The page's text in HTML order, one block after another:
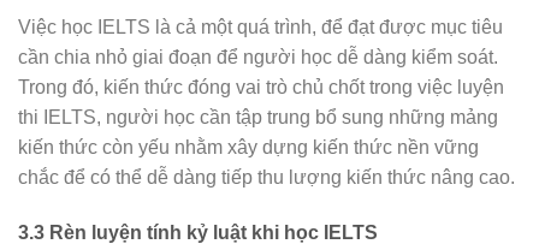
Việc học IELTS là cả một quá trình, để đạt được mục tiêu
cần chia nhỏ giai đoạn để người học dễ dàng kiểm soát.
Trong đó, kiến thức đóng vai trò chủ chốt trong việc luyện
thi IELTS, người học cần tập trung bổ sung những mảng
kiến thức còn yếu nhằm xây dựng kiến thức nền vững
chắc để có thể dễ dàng tiếp thu lượng kiến thức nâng cao.
3.3 Rèn luyện tính kỷ luật khi học IELTS